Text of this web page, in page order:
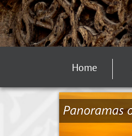
Home